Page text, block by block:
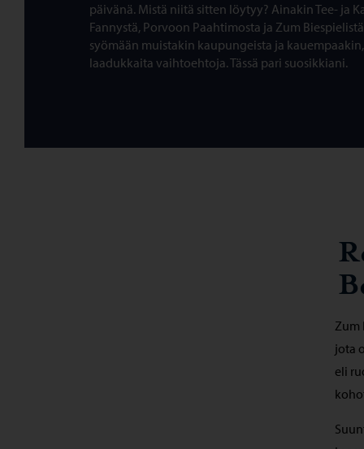
päivänä. Mistä niitä sitten löytyy? Ainakin Tee- ja
Fannystä, Porvoon Paahtimosta ja Zum
syömään muistakin kaupungeista ja
laadukkaita vaihtoehtoja. Tässä pari suosikkiani.
Zum
jota
eli